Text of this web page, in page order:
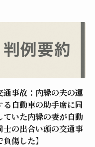
通事故：内縁の夫の運
る自動車の助手席に同
ていた内縁の妻が自動
士の出合い頭の交通事
傷した】